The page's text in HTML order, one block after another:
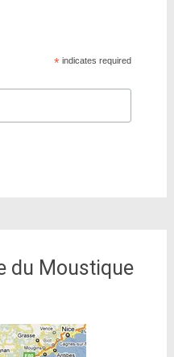
*indicates required
du Moustique